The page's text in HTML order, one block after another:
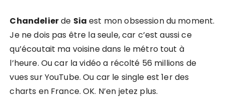
Chandelierde Sia est mon obsession du moment.
Je ne dois pas être la seule, car c’est aussi ce
qu’écoutait ma voisine dans le métro tout à
l’heure. Ou car la vidéo a récolté 56 millions de
vues sur YouTube. Ou car le single est 1er des
charts en France. OK. N’en jetez plus.